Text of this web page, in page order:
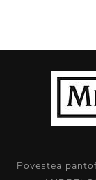
Povestea